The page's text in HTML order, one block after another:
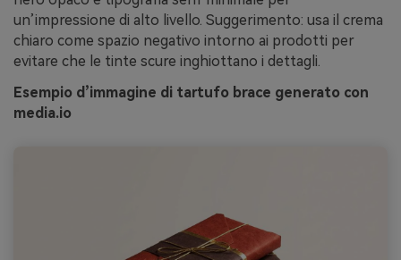
un’impressione di alto livello. Suggerimento: usa il crema
chiaro come spazio negativo intorno ai prodotti per
evitare che le tinte scure inghiottano i dettagli.
Esempio d’immagine di tartufo brace generato con
media.io